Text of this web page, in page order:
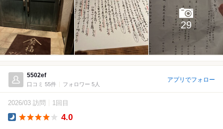
29
5502ef
口コミ 55件 フォロワー 5人
アプリでフォロー
2026/03 訪問 1回目
4.0